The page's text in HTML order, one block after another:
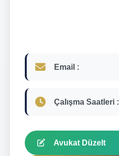
Email :
Çalışma Saatleri :
Avukat Düzelt